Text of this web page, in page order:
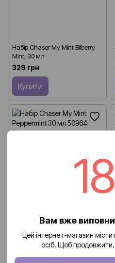
Вам вже
Цей інтернет-магазин
осіб. Щоб продовжити,
Набір Chaser My Mint Bilberry
Mint, 30 мл
329 грн
Купити
Набір Chaser My Mint
Peppermint 30 мл
329 грн